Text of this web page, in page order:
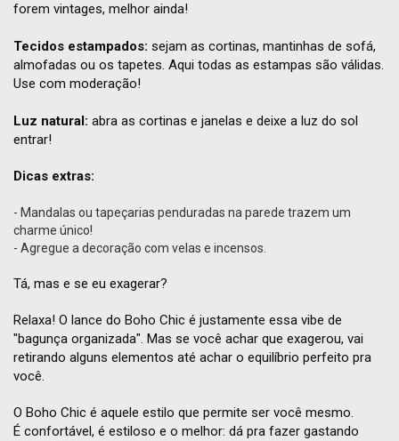
forem vintages, melhor ainda!
Tecidos estampados: sejam as cortinas, mantinhas de sofá,
almofadas ou os tapetes. Aqui todas as estampas são válidas.
Use com moderação!
Luz natural: abra as cortinas e janelas e deixe a luz do sol
entrar!
Dicas extras:
- Mandalas ou tapeçarias penduradas na parede trazem um
charme único!
- Agregue a decoração com velas e incensos.
Tá, mas e se eu exagerar?
Relaxa! O lance do Boho Chic é justamente essa vibe de
"bagunça organizada". Mas se você achar que exagerou, vai
retirando alguns elementos até achar o equilíbrio perfeito pra
você.
O Boho Chic é aquele estilo que permite ser você mesmo.
É confortável, é estiloso e o melhor: dá pra fazer gastando